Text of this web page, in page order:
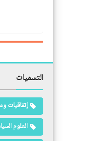
التسميات
إتفاقيات
العلوم